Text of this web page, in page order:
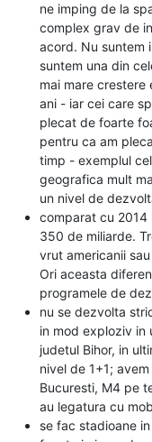
ne imping de la
complex grav de
acord. Nu suntem
suntem una din
mai mare crestere
ani - iar cei care
plecat de foarte
pentru ca am
timp - exemplul
geografica mult
un nivel de
comparat cu 2014
350 de miliarde.
vrut americanii
Ori aceasta
programele de
nu se dezvolta
in mod exploziv in
judetul Bihor, in
nivel de 1+1;
Bucuresti, M4 pe
au legatura cu
se fac stadioane